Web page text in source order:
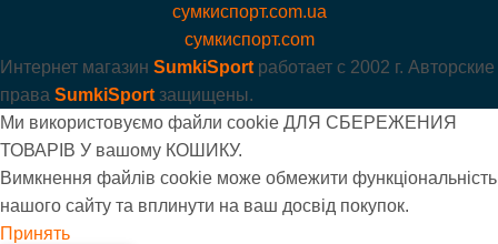
сумкиспорт.com.ua
сумкиспорт.com
Интернет магазин SumkiSport работает с 2002 г. Авторские
права SumkiSport защищены.
Ми використовуємо файли cookie ДЛЯ СБЕРЕЖЕНИЯ
ТОВАРІВ У вашому КОШИКУ.
Вимкнення файлів cookie може обмежити функціональність
нашого сайту та вплинути на ваш досвід покупок.
Принять